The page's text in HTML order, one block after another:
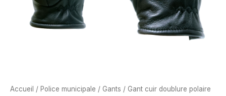
Accueil / Police municipale / Gants / Gant cuir doublure polaire